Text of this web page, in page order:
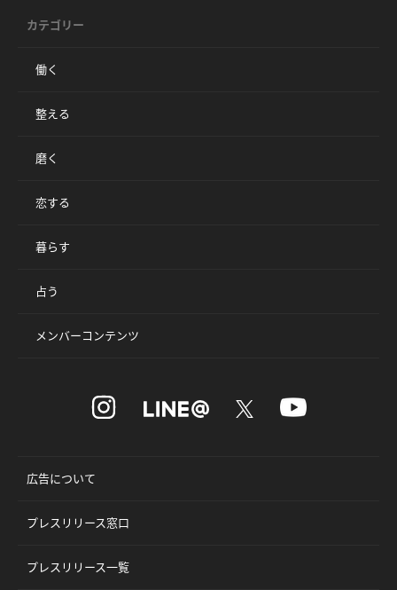
カテゴリー
働く
整える
磨く
恋する
暮らす
占う
メンバーコンテンツ
広告について
プレスリリース窓口
プレスリリース一覧